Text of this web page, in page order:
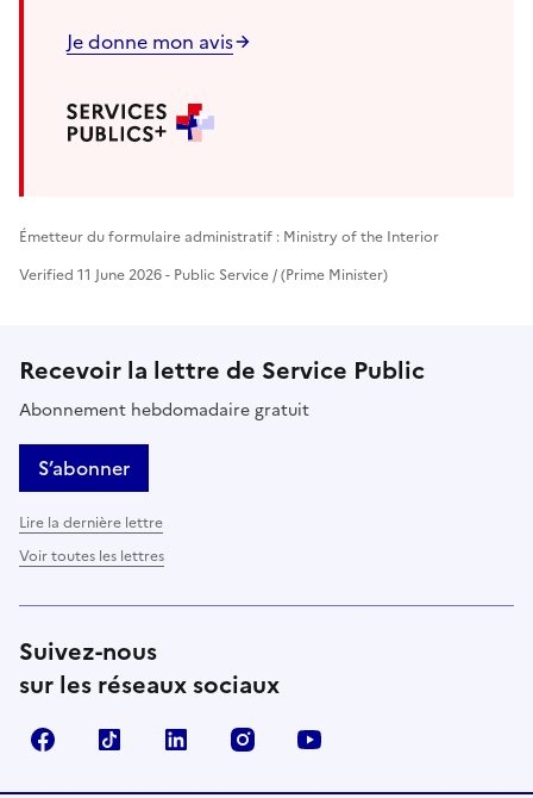
Je donne mon avis
Émetteur du formulaire administratif : Ministry of the Interior
Verified 11 June 2026 - Public Service / (Prime Minister)
Recevoir la lettre de Service Public
Abonnement hebdomadaire gratuit
S’abonner
Lire la dernière lettre
Voir toutes les lettres
Suivez-nous
sur les réseaux sociaux
FacebookTikTok LinkedIn Instagram